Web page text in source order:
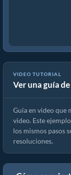
VIDEO TUTORIAL
Ver una guía
Cómo reducir la
Guía en video que
video. Este
los mismos pasos
resoluciones.